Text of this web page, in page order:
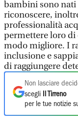
bambini sono nati
riconoscere,
professionalità
permettere loro
modo migliore. I
inclusione e
di raggiungere
Non lasciare
scegli
Il Tirreno
per le tue notizie